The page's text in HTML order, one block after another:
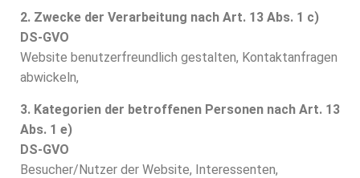
2. Zwecke der Verarbeitung nach Art. 13 Abs. 1 c)
DS-GVO
Website benutzerfreundlich gestalten, Kontaktanfragen
abwickeln,
3. Kategorien der betroffenen Personen nach Art. 13
Abs. 1 e)
DS-GVO
Besucher/Nutzer der Website, Interessenten,